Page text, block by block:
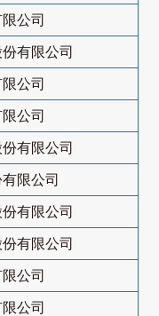
公司
有限公司
公司
公司
有限公司
限公司
有限公司
有限公司
公司
公司